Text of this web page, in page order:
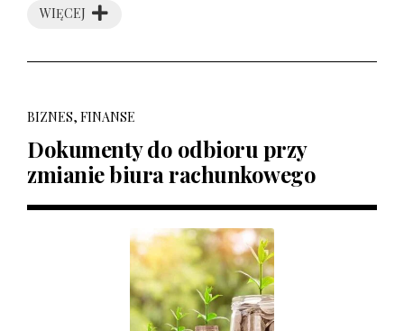
WIĘCEJ
BIZNES, FINANSE
Dokumenty do odbioru przy
zmianie biura rachunkowego